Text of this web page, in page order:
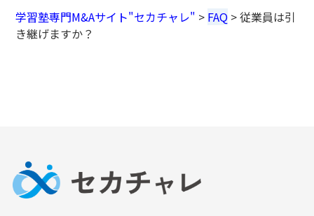
学習塾専門M&Aサイト"セカチャレ" > FAQ >従業員は引
き継げますか？